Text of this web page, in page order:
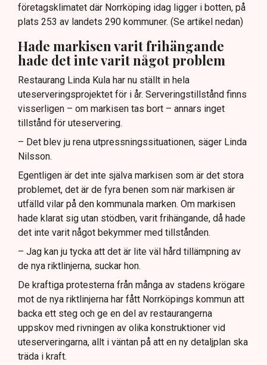
företagsklimatet där Norrköping idag ligger i botten, på
plats 253 av landets 290 kommuner. (Se artikel nedan)
Hade markisen varit frihängande
hade det inte varit något problem
Restaurang Linda Kula har nu ställt in hela
uteserveringsprojektet för i år. Serveringstillstånd finns
visserligen – om markisen tas bort – annars inget
tillstånd för uteservering.
– Det blev ju rena utpressningssituationen, säger Linda
Nilsson.
Egentligen är det inte själva markisen som är det stora
problemet, det är de fyra benen som när markisen är
utfälld vilar på den kommunala marken. Om markisen
hade klarat sig utan stödben, varit frihängande, då hade
det inte varit något bekymmer med tillstånden.
– Jag kan ju tycka att det är lite väl hård tillämpning av
de nya riktlinjerna, suckar hon.
De kraftiga protesterna från många av stadens krögare
mot de nya riktlinjerna har fått Norrköpings kommun att
backa ett steg och ge en del av restaurangerna
uppskov med rivningen av olika konstruktioner vid
uteserveringarna, allt i väntan på att en ny detaljplan ska
träda i kraft.